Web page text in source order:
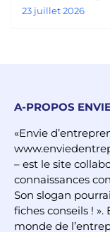
23 juillet 2026
A-PROPOS
«Envie
– est le site
connaissances
Son slogan
fiches conseils !
monde de